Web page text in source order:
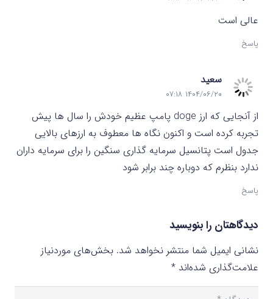
عالی است
پاسخ
سعید
۱۴۰۴/۰۶/۲۰ ۰۷:۱۸
از آنجایی که ارز doge پامپ عظیم خودش را سال ها پیش
تجربه کرده است و اکنون نگاه ها معطوف به ارزهای بالایی
جدول است پتانسیل سرمایه گذاری سنگین را برای سرمایه داران
ندارد بنظرم که دوباره چند برابر شود
پاسخ
دیدگاهتان را بنویسید
نشانی ایمیل شما منتشر نخواهد شد. بخش‌های موردنیاز
علامت‌گذاری شده‌اند *